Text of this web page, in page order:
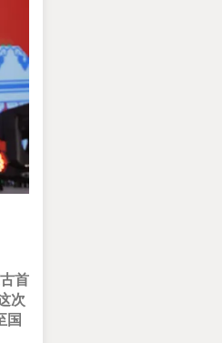
首
次
国